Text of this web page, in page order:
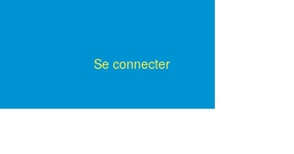
Se connecter